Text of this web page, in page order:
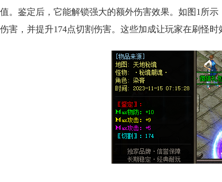
值。鉴定后，它能解锁强大的额外伤害效果。如图1所
伤害，并提升174点切割伤害。这些加成让玩家在刷怪